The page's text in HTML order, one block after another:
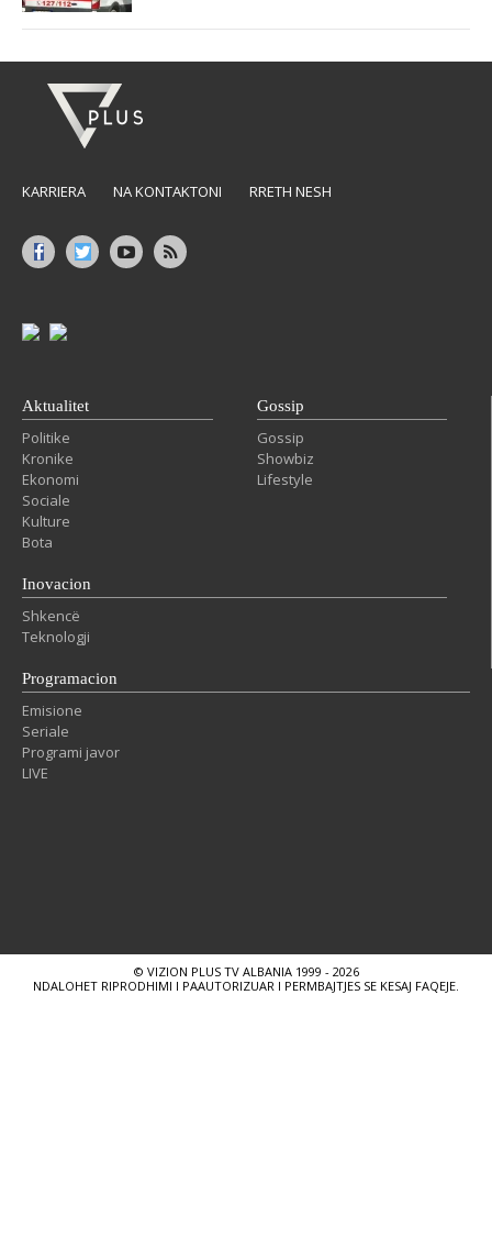
KARRIERA NA KONTAKTONI RRETH NESH
Aktualitet
Politike
Kronike
Ekonomi
Sociale
Kulture
Bota
Gossip
Gossip
Showbiz
Lifestyle
Inovacion
Shkencë
Teknologji
Programacion
Emisione
Seriale
Programi javor
LIVE
© VIZION PLUS TV ALBANIA 1999 - 2026
NDALOHET RIPRODHIMI I PAAUTORIZUAR I PERMBAJTJES SE KESAJ FAQEJE.